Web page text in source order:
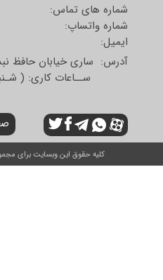
شماره های تماس:
شماره واتساپ:
​​​​​​​ایمیل:
آدرس: ساری خیابان حافظ نبش
ســاعات کاری: ( شـنبه تا
( پنجشنبه 8
کلیه حقوق این وبسایت برای